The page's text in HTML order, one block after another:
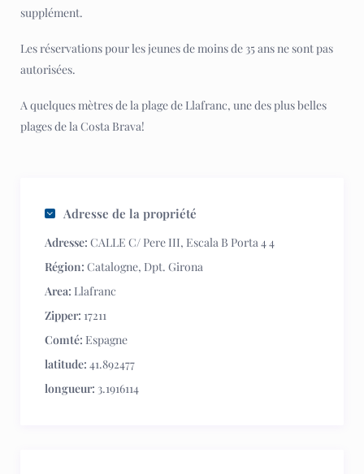
supplément.
Les réservations pour les jeunes de moins de 35 ans ne sont pas
autorisées.
A quelques mètres de la plage de Llafranc, une des plus belles
plages de la Costa Brava!
Adresse de la propriété
Adresse: CALLE C/ Pere III, Escala B Porta 4 4
Région: Catalogne, Dpt. Girona
Area: Llafranc
Zipper: 17211
Comté: Espagne
latitude: 41.892477
longueur: 3.1916114